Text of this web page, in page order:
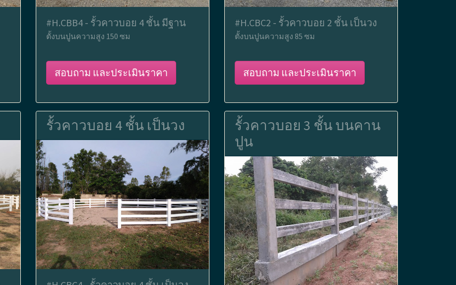
#H.CBB4 - รั้วคาวบอย 4 ชั้น มีฐาน
ตั้งบนปูนความสูง 150 ซม
สอบถาม และประเมินราคา
#H.CBC2 - รั้วคาวบอย 2 ชั้น เป็นวง
ตั้งบนปูนความสูง 85 ซม
สอบถาม และประเมินราคา
รั้วคาวบอย 4 ชั้น เป็นวง
รั้วคาวบอย 3 ชั้น บนคาน
ปูน